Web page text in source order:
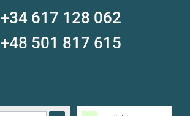
+34 617 128 062
+48 501 817 615